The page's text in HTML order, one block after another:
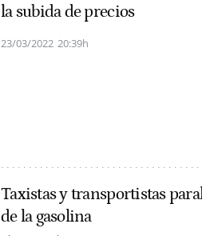
la subida de precios
23/03/2022 20:39h
Taxistas y transportistas
de la gasolina